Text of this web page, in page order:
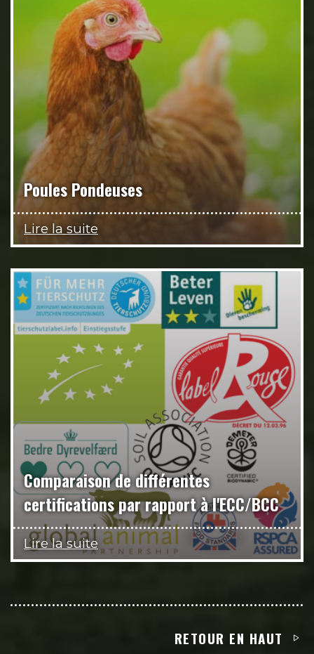
Poules Pondeuses
Lire la suite
Comparaison de différentes
certifications par rapport à l'ECC/BCC
Lire la suite
RETOUR EN HAUT